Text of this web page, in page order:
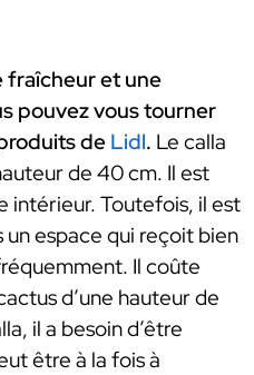
fraîcheur et une
pouvez vous tourner
de Lidl. Le calla
de 40 cm. Il est
intérieur. Toutefois, il est
espace qui reçoit bien
Il coûte
d’une hauteur de
il a besoin d’être
être à la fois à